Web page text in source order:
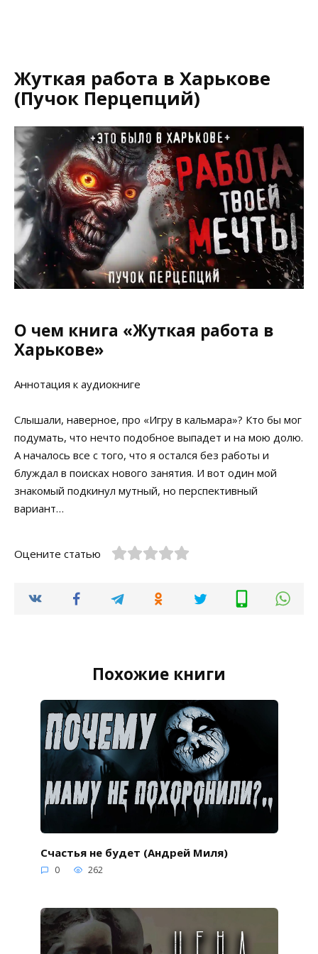
Жуткая работа в Харькове
(Пучок Перцепций)
О чем книга «Жуткая работа в
Харькове»
Аннотация к аудиокниге
Слышали, наверное, про «Игру в кальмара»? Кто бы мог
подумать, что нечто подобное выпадет и на мою долю.
А началось все с того, что я остался без работы и
блуждал в поисках нового занятия. И вот один мой
знакомый подкинул мутный, но перспективный
вариант…
Оцените статью
Похожие книги
Счастья не будет (Андрей Миля)
0 262